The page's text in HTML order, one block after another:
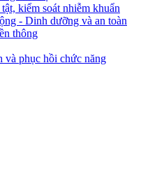
kiểm soát nhiễm khuẩn
- Dinh dưỡng và an toàn
thông
và phục hồi chức năng